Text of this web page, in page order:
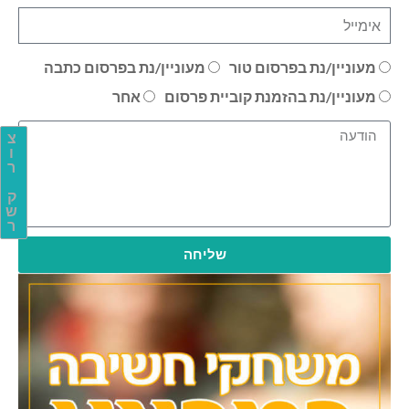
צ
ו
ר
ק
ש
ר
מעוניין/נת בפרסום טור
מעוניין/נת בפרסום כתבה
מעוניין/נת בהזמנת קוביית פרסום
אחר
שליחה